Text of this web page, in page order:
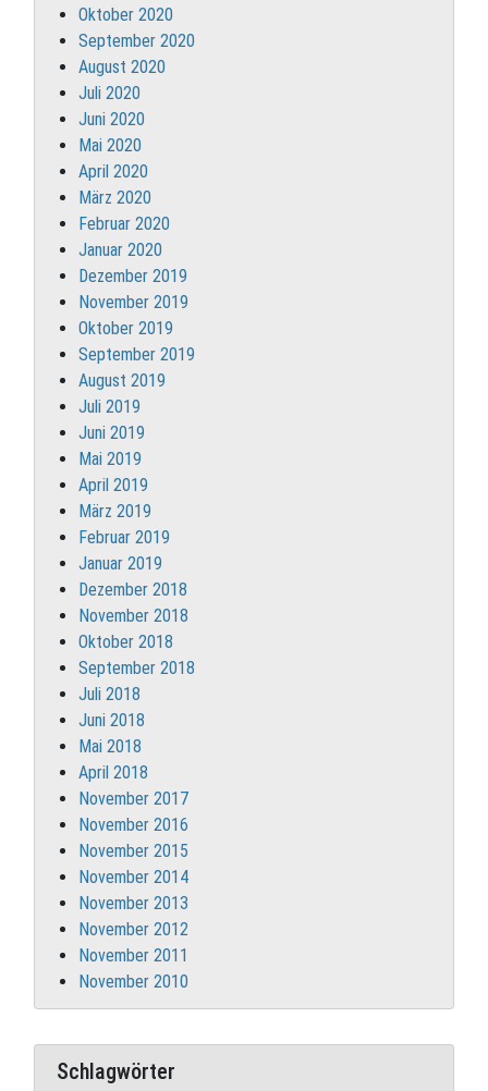
Oktober 2020
September 2020
August 2020
Juli 2020
Juni 2020
Mai 2020
April 2020
März 2020
Februar 2020
Januar 2020
Dezember 2019
November 2019
Oktober 2019
September 2019
August 2019
Juli 2019
Juni 2019
Mai 2019
April 2019
März 2019
Februar 2019
Januar 2019
Dezember 2018
November 2018
Oktober 2018
September 2018
Juli 2018
Juni 2018
Mai 2018
April 2018
November 2017
November 2016
November 2015
November 2014
November 2013
November 2012
November 2011
November 2010
Schlagwörter